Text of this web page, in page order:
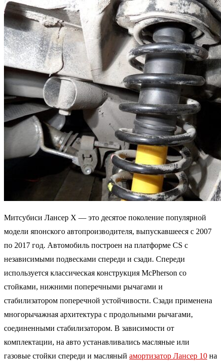
Митсубиси Лансер Х — это десятое поколение популярной
модели японского автопроизводителя, выпускавшееся с 2007
по 2017 год. Автомобиль построен на платформе CS с
независимыми подвесками спереди и сзади. Спереди
используется классическая конструкция McPherson со
стойками, нижними поперечными рычагами и
стабилизатором поперечной устойчивости. Сзади применена
многорычажная архитектура с продольными рычагами,
соединенными стабилизатором. В зависимости от
комплектации, на авто устанавливались масляные или
газовые стойки спереди и масляный амортизатор Лансер 10 на